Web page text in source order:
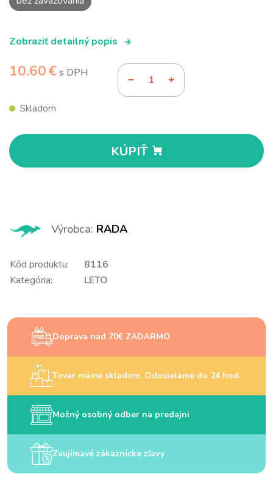
Zobraziť detailný popis
10.60 €s DPH
Skladom
KÚPIŤ
Výrobca: RADA
Kód produktu:
8116
Kategória:
LETO
Doprava nad 70€ ZADARMO
Tovar máme skladom. Odosielame do 24 hod.
Možný osobný odber na predajni
Zaujímavé zákaznícke zľavy